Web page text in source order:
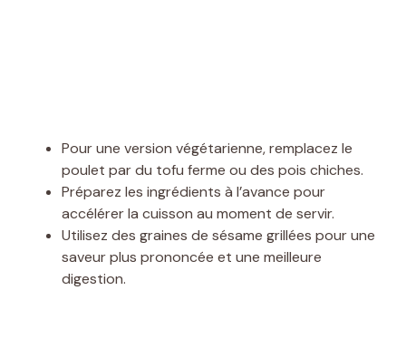
Pour une version végétarienne, remplacez le
poulet par du tofu ferme ou des pois chiches.
Préparez les ingrédients à l’avance pour
accélérer la cuisson au moment de servir.
Utilisez des graines de sésame grillées pour une
saveur plus prononcée et une meilleure
digestion.